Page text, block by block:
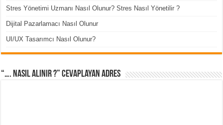
Stres Yönetimi Uzmanı Nasıl Olunur? Stres Nasıl Yönetilir ?
Dijital Pazarlamacı Nasıl Olunur
UI/UX Tasarımcı Nasıl Olunur?
“…. Nasıl Alınır ?” cevaplayan adres